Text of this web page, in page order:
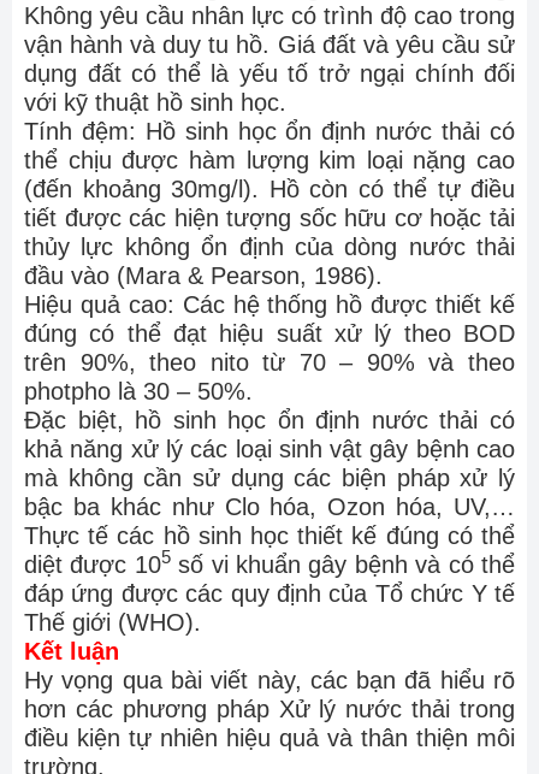
Không yêu cầu nhân lực có trình độ cao trong
vận hành và duy tu hồ. Giá đất và yêu cầu sử
dụng đất có thể là yếu tố trở ngại chính đối
với kỹ thuật hồ sinh học.
Tính đệm: Hồ sinh học ổn định nước thải có
thể chịu được hàm lượng kim loại nặng cao
(đến khoảng 30mg/l). Hồ còn có thể tự điều
tiết được các hiện tượng sốc hữu cơ hoặc tải
thủy lực không ổn định của dòng nước thải
đầu vào (Mara & Pearson, 1986).
Hiệu quả cao: Các hệ thống hồ được thiết kế
đúng có thể đạt hiệu suất xử lý theo BOD
trên 90%, theo nito từ 70 – 90% và theo
photpho là 30 – 50%.
Đặc biệt, hồ sinh học ổn định nước thải có
khả năng xử lý các loại sinh vật gây bệnh cao
mà không cần sử dụng các biện pháp xử lý
bậc ba khác như Clo hóa, Ozon hóa, UV,…
Thực tế các hồ sinh học thiết kế đúng có thể
diệt được 105số vi khuẩn gây bệnh và có thể
đáp ứng được các quy định của Tổ chức Y tế
Thế giới (WHO).
Kết luận
Hy vọng qua bài viết này, các bạn đã hiểu rõ
hơn các phương pháp Xử lý nước thải trong
điều kiện tự nhiên hiệu quả và thân thiện môi
trường.